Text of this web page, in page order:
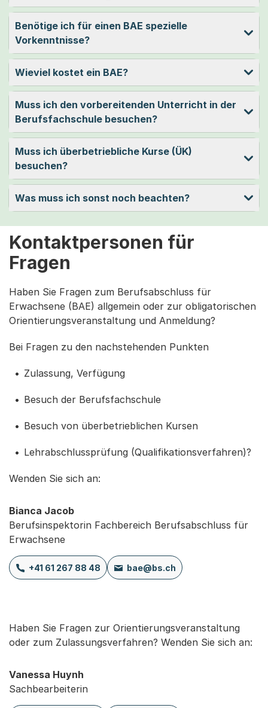
Benötige ich für einen BAE spezielle
Vorkenntnisse?
Wieviel kostet ein BAE?
Muss ich den vorbereitenden Unterricht in der
Berufsfachschule besuchen?
Muss ich überbetriebliche Kurse (ÜK)
besuchen?
Was muss ich sonst noch beachten?
Kontaktpersonen für
Fragen
Haben Sie Fragen zum Berufsabschluss für
Erwachsene (BAE) allgemein oder zur obligatorischen
Orientierungsveranstaltung und Anmeldung?
Bei Fragen zu den nachstehenden Punkten
Zulassung, Verfügung
Besuch der Berufsfachschule
Besuch von überbetrieblichen Kursen
Lehrabschlussprüfung (Qualifikationsverfahren)?
Wenden Sie sich an:
Bianca Jacob
Berufsinspektorin Fachbereich Berufsabschluss für
Erwachsene
+41 61 267 88 48 bae@bs.ch
Haben Sie Fragen zur Orientierungsveranstaltung
oder zum Zulassungsverfahren? Wenden Sie sich an:
Vanessa Huynh
Sachbearbeiterin